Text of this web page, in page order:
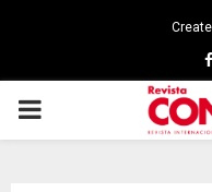
PRIMARY